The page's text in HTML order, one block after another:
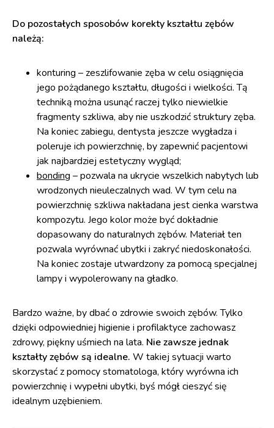
Do pozostałych sposobów korekty kształtu zębów
należą:
konturing – zeszlifowanie zęba w celu osiągnięcia
jego pożądanego kształtu, długości i wielkości. Tą
techniką można usunąć raczej tylko niewielkie
fragmenty szkliwa, aby nie uszkodzić struktury zęba.
Na koniec zabiegu, dentysta jeszcze wygładza i
poleruje ich powierzchnię, by zapewnić pacjentowi
jak najbardziej estetyczny wygląd;
bonding – pozwala na ukrycie wszelkich nabytych lub
wrodzonych nieuleczalnych wad. W tym celu na
powierzchnię szkliwa nakładana jest cienka warstwa
kompozytu. Jego kolor może być dokładnie
dopasowany do naturalnych zębów. Materiał ten
pozwala wyrównać ubytki i zakryć niedoskonałości.
Na koniec zostaje utwardzony za pomocą specjalnej
lampy i wypolerowany na gładko.
Bardzo ważne, by dbać o zdrowie swoich zębów. Tylko
dzięki odpowiedniej higienie i profilaktyce zachowasz
zdrowy, piękny uśmiech na lata. Nie zawsze jednak
kształty zębów są idealne. W takiej sytuacji warto
skorzystać z pomocy stomatologa, który wyrówna ich
powierzchnię i wypełni ubytki, byś mógł cieszyć się
idealnym uzębieniem.